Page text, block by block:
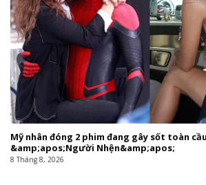
Mỹ nhân đóng 2 phim đang gây sốt toàn
&amp;apos;Người Nhện&amp;apos;
8 Tháng 8, 2026